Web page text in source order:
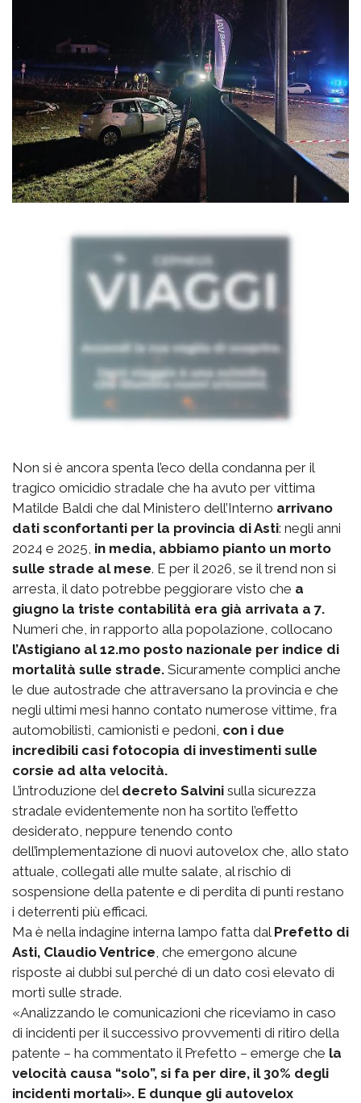
Non si è ancora spenta l’eco della condanna per il
tragico omicidio stradale che ha avuto per vittima
Matilde Baldi che dal Ministero dell’Interno arrivano
dati sconfortanti per la provincia di Asti: negli anni
2024 e 2025, in media, abbiamo pianto un morto
sulle strade al mese. E per il 2026, se il trend non si
arresta, il dato potrebbe peggiorare visto che a
giugno la triste contabilità era già arrivata a 7.
Numeri che, in rapporto alla popolazione, collocano
l’Astigiano al 12.mo posto nazionale per indice di
mortalità sulle strade. Sicuramente complici anche
le due autostrade che attraversano la provincia e che
negli ultimi mesi hanno contato numerose vittime, fra
automobilisti, camionisti e pedoni, con i due
incredibili casi fotocopia di investimenti sulle
corsie ad alta velocità.
L’introduzione del decreto Salvini sulla sicurezza
stradale evidentemente non ha sortito l’effetto
desiderato, neppure tenendo conto
dell’implementazione di nuovi autovelox che, allo stato
attuale, collegati alle multe salate, al rischio di
sospensione della patente e di perdita di punti restano
i deterrenti più efficaci.
Ma è nella indagine interna lampo fatta dal Prefetto di
Asti, Claudio Ventrice , che emergono alcune
risposte ai dubbi sul perché di un dato così elevato di
morti sulle strade.
«Analizzando le comunicazioni che riceviamo in caso
di incidenti per il successivo provvementi di ritiro della
patente – ha commentato il Prefetto – emerge che la
velocità causa “solo”, si fa per dire, il 30% degli
incidenti mortali». E dunque gli autovelox